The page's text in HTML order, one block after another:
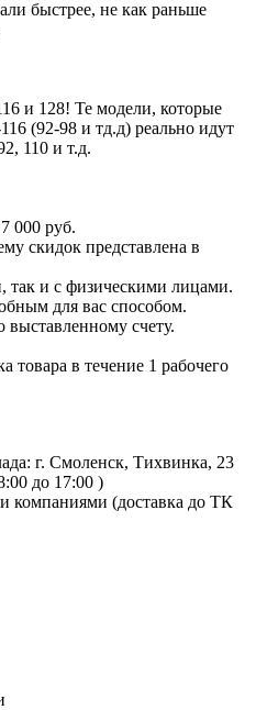
быстрее, не как раньше
и 128! Те модели, которые
(92-98 и тд.д) реально идут
110 и т.д.
000 руб.
скидок представлена в
так и с физическими лицами.
для вас способом.
выставленному счету.
товара в течение 1 рабочего
г. Смоленск, Тихвинка, 23
до 17:00 )
компаниями (доставка до ТК